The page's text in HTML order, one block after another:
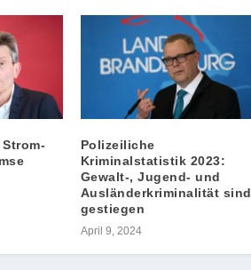
Polizeiliche
Kriminalstatistik 2023:
Gewalt-, Jugend- und
Ausländerkriminalität sind
gestiegen
April 9, 2024